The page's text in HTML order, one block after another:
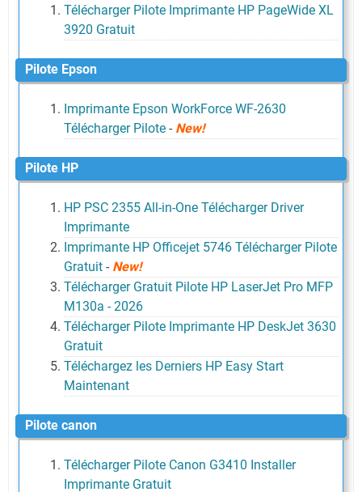
Télécharger Pilote Imprimante HP PageWide XL
3920 Gratuit
Pilote Epson
Imprimante Epson WorkForce WF-2630
Télécharger Pilote - New!
Pilote HP
HP PSC 2355 All-in-One Télécharger Driver
Imprimante
Imprimante HP Officejet 5746 Télécharger Pilote
Gratuit - New!
Télécharger Gratuit Pilote HP LaserJet Pro MFP
M130a - 2026
Télécharger Pilote Imprimante HP DeskJet 3630
Gratuit
Téléchargez les Derniers HP Easy Start
Maintenant
Pilote canon
Télécharger Pilote Canon G3410 Installer
Imprimante Gratuit